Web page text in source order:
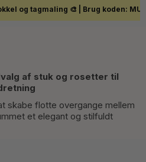
og tagmaling 🎨 | Brug koden:
af stuk og rosetter til
skabe flotte overgange mellem
et elegant og stilfuldt